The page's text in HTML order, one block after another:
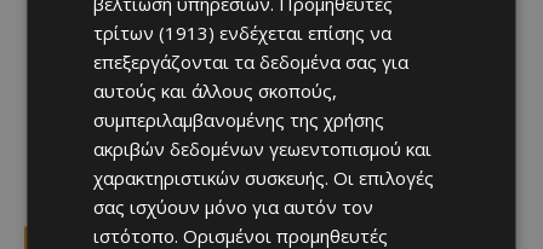
τρίτων (1913) ενδέχεται επίσης να
επεξεργάζονται τα δεδομένα σας για
αυτούς και άλλους σκοπούς,
συμπεριλαμβανομένης της χρήσης
ακριβών δεδομένων γεωεντοπισμού και
χαρακτηριστικών συσκευής. Οι επιλογές
σας ισχύουν μόνο για αυτόν τον
ιστότοπο. Ορισμένοι προμηθευτές